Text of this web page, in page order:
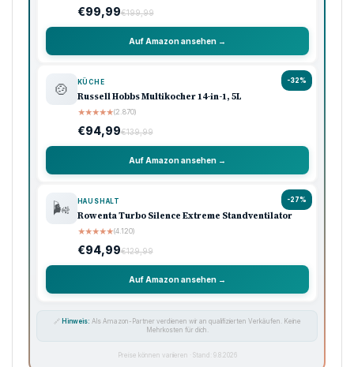
€99,99€199,99
Auf Amazon ansehen →
-32%
🍲 KÜCHE
Russell Hobbs Multikocher 14-in-1, 5L
★★★★★(2.870)
€94,99€139,99
Auf Amazon ansehen →
-27%
🌬️ HAUSHALT
Rowenta Turbo Silence Extreme Standventilator
★★★★★(4.120)
€94,99€129,99
Auf Amazon ansehen →
🔗 Hinweis: Als Amazon-Partner verdienen wir an qualifizierten Verkäufen. Keine
Mehrkosten für dich.
Preise können variieren · Stand: 9.8.2026